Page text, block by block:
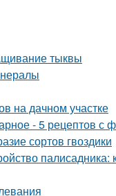
тыквы
на дачном участке
- 5 рецептов с
сортов гвоздики
палисадника: